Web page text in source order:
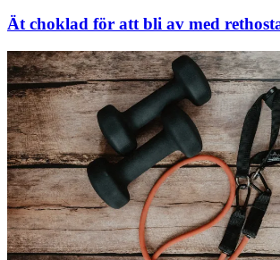
Ät choklad för att bli av med